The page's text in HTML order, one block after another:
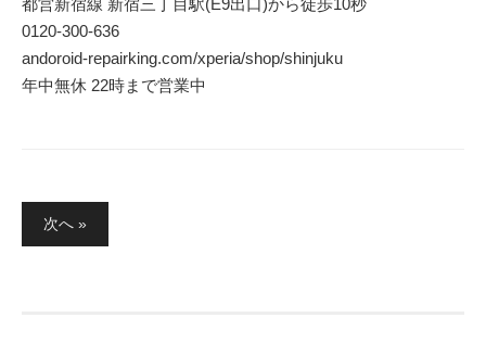
0120-300-636
andoroid-repairking.com/xperia/shop/shinjuku
年中無休 22時まで営業中
稿
次へ »